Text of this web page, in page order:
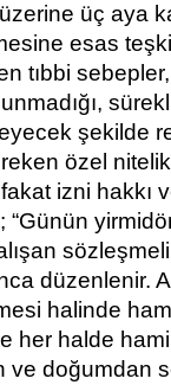
üç aya
esas
tıbbi
şekilde
özel
izni hakkı
“Günün
düzenlenir.
halinde
her halde
ve doğumdan